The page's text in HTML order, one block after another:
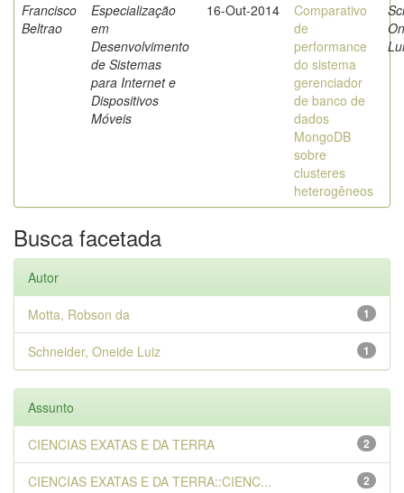
Francisco
Beltrao
Especialização
em
Desenvolvimento
de Sistemas
para Internet e
Dispositivos
Móveis
16-Out-2014
Comparativo
de
performance
do sistema
gerenciador
de banco de
dados
MongoDB
sobre
clusteres
heterogêneos
Busca facetada
Autor
1
Motta, Robson da
1
Schneider, Oneide Luiz
Assunto
2
CIENCIAS EXATAS E DA TERRA
2
CIENCIAS EXATAS E DA TERRA::CIENC...